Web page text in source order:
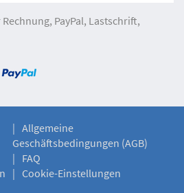
PayPal, Lastschrift,
Allgemeine
Geschäftsbedingungen (AGB)
FAQ
Cookie-Einstellungen